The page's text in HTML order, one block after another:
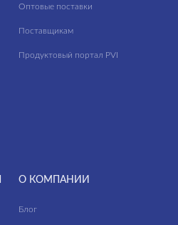
Оптовые поставки
Поставщикам
Продуктовый портал PVI
О КОМПАНИИ
Блог